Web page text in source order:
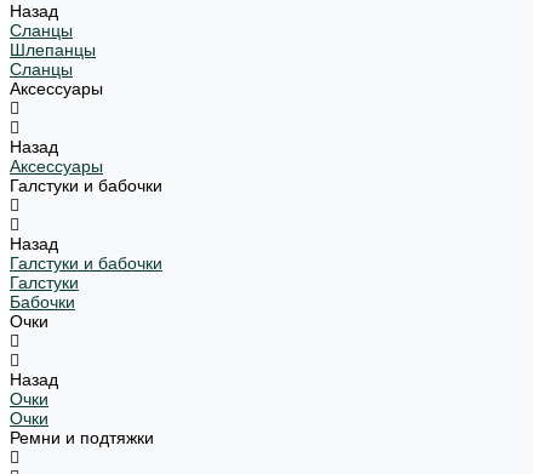
Назад
Сланцы
Шлепанцы
Сланцы
Аксессуары
Назад
Аксессуары
Галстуки и бабочки
Назад
Галстуки и бабочки
Галстуки
Бабочки
Очки
Назад
Очки
Очки
Ремни и подтяжки